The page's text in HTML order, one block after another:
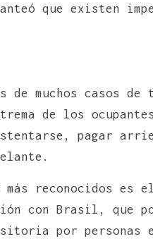
que existen
de muchos casos de
de los
pagar
reconocidos es
con Brasil, que
por